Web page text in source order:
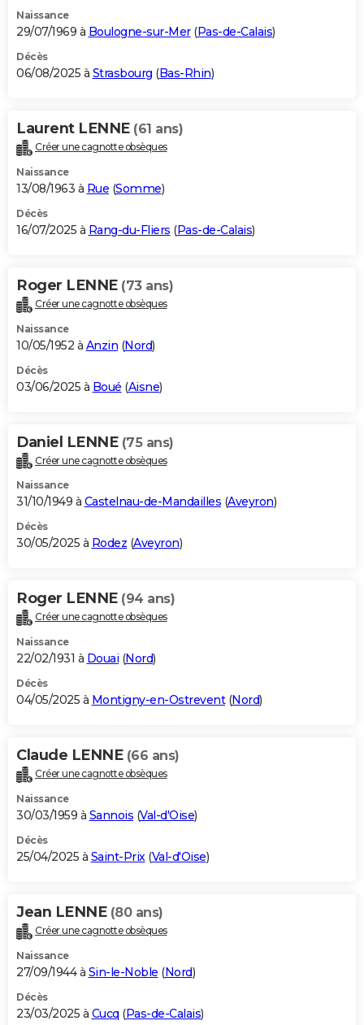
Naissance
29/07/1969 à Boulogne-sur-Mer(Pas-de-Calais)
Décès
06/08/2025 à Strasbourg (Bas-Rhin)
Laurent LENNE (61 ans)
Créer une cagnotte obsèques
Naissance
13/08/1963 à Rue (Somme)
Décès
16/07/2025 à Rang-du-Fliers (Pas-de-Calais)
Roger LENNE (73 ans)
Créer une cagnotte obsèques
Naissance
10/05/1952 à Anzin (Nord)
Décès
03/06/2025 à Boué (Aisne)
Daniel LENNE (75 ans)
Créer une cagnotte obsèques
Naissance
31/10/1949 à Castelnau-de-Mandailles (Aveyron)
Décès
30/05/2025 à Rodez (Aveyron)
Roger LENNE (94 ans)
Créer une cagnotte obsèques
Naissance
22/02/1931 à Douai (Nord)
Décès
04/05/2025 à Montigny-en-Ostrevent(Nord)
Claude LENNE (66 ans)
Créer une cagnotte obsèques
Naissance
30/03/1959 à Sannois (Val-d'Oise)
Décès
25/04/2025 à Saint-Prix(Val-d'Oise)
Jean LENNE (80 ans)
Créer une cagnotte obsèques
Naissance
27/09/1944 à Sin-le-Noble (Nord)
Décès
23/03/2025 à Cucq (Pas-de-Calais)